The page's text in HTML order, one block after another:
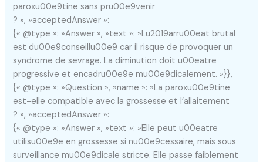
paroxu00e9tine sans pru00e9venir
? », »acceptedAnswer »:
{« @type »: »Answer », »text »: »Lu2019arru00eat brutal
est du00e9conseillu00e9 car il risque de provoquer un
syndrome de sevrage. La diminution doit u00eatre
progressive et encadru00e9e mu00e9dicalement. »}},
{« @type »: »Question », »name »: »La paroxu00e9tine
est-elle compatible avec la grossesse et l’allaitement
? », »acceptedAnswer »:
{« @type »: »Answer », »text »: »Elle peut u00eatre
utilisu00e9e en grossesse si nu00e9cessaire, mais sous
surveillance mu00e9dicale stricte. Elle passe faiblement